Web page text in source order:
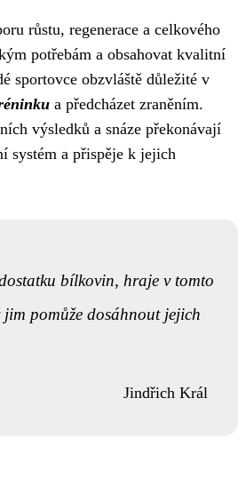
růstu, regenerace a celkového
potřebám a obsahovat kvalitní
sportovce obzvláště důležité v
a předcházet zraněním.
výsledků a snáze překonávají
systém a přispěje k jejich
bílkovin, hraje v tomto
pomůže dosáhnout jejich
Jindřich Král